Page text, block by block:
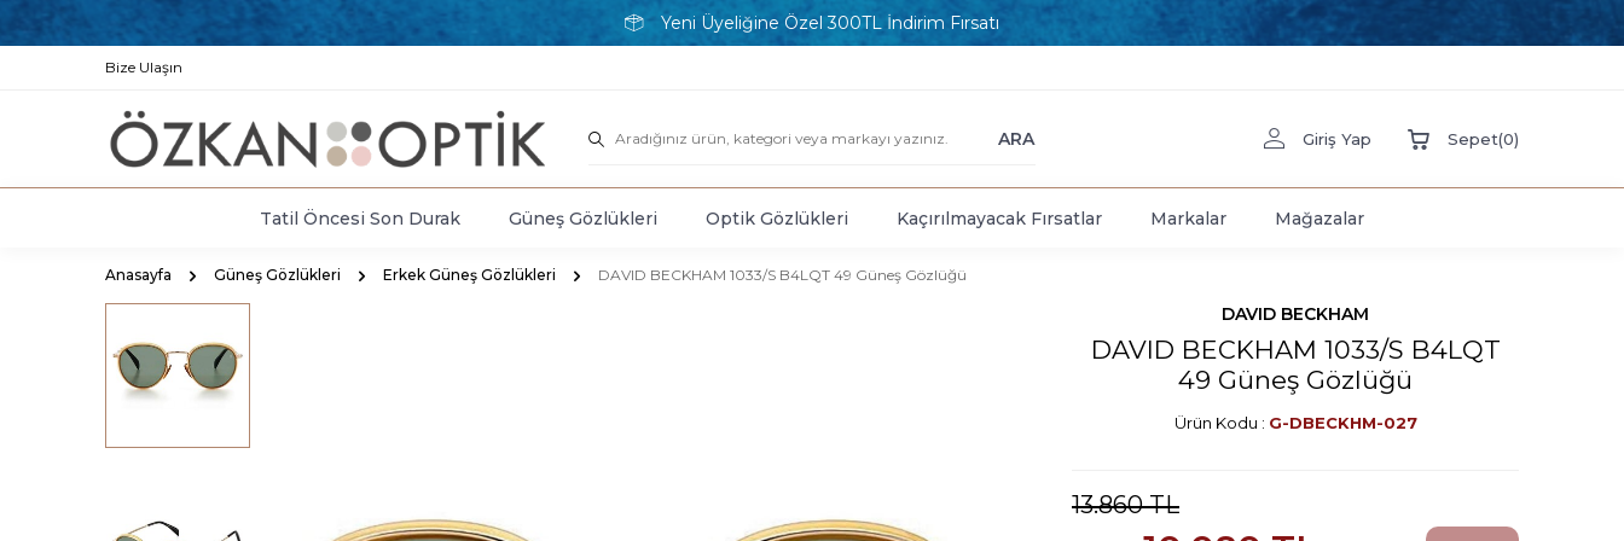
Yeni Üyeliğine Özel 300TL İndirim Fırsatı
Bize Ulaşın
ARA Giriş Yap Sepet(0)
Tatil Öncesi Son Durak Güneş Gözlükleri Optik Gözlükleri Kaçırılmayacak Fırsatlar Markalar Mağazalar
Anasayfa Güneş Gözlükleri Erkek Güneş Gözlükleri DAVID BECKHAM 1033/S B4LQT 49 Güneş Gözlüğü
DAVID BECKHAM
DAVID BECKHAM 1033/S B4LQT
49 Güneş Gözlüğü
Ürün Kodu : G-DBECKHM-027
13.860TL